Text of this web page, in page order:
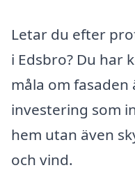
Letar du efter
i Edsbro? Du har
måla om
investering som
hem utan även
och vind.